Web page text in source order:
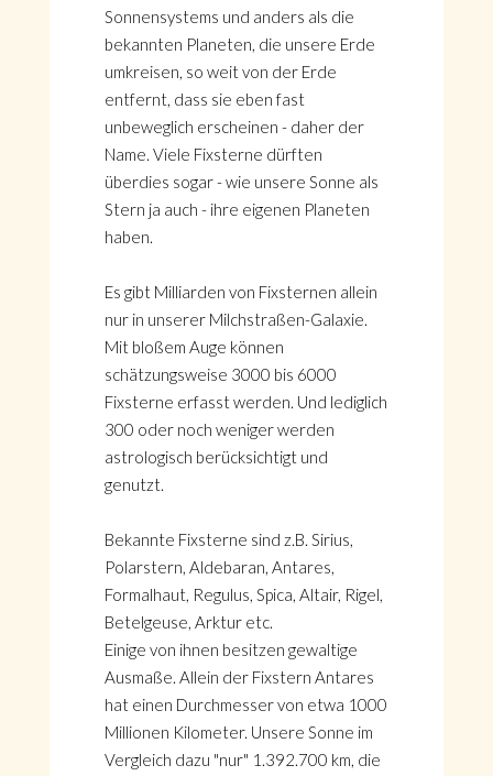
Sonnensystems und anders als die
bekannten Planeten, die unsere Erde
umkreisen, so weit von der Erde
entfernt, dass sie eben fast
unbeweglich erscheinen - daher der
Name. Viele Fixsterne dürften
überdies sogar - wie unsere Sonne als
Stern ja auch - ihre eigenen Planeten
haben.
Es gibt Milliarden von Fixsternen allein
nur in unserer Milchstraßen-Galaxie.
Mit bloßem Auge können
schätzungsweise 3000 bis 6000
Fixsterne erfasst werden. Und lediglich
300 oder noch weniger werden
astrologisch berücksichtigt und
genutzt.
Bekannte Fixsterne sind z.B. Sirius,
Polarstern, Aldebaran, Antares,
Formalhaut, Regulus, Spica, Altair, Rigel,
Betelgeuse, Arktur etc.
Einige von ihnen besitzen gewaltige
Ausmaße. Allein der Fixstern Antares
hat einen Durchmesser von etwa 1000
Millionen Kilometer. Unsere Sonne im
Vergleich dazu "nur" 1.392.700 km, die